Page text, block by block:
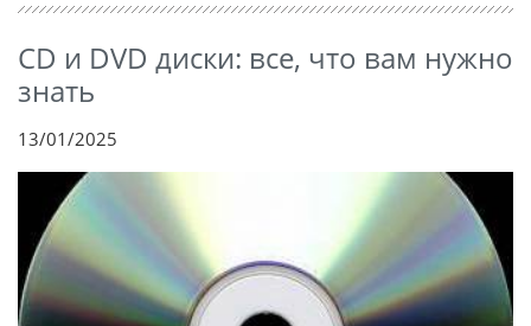
CD и DVD диски: все, что вам нужно
знать
13/01/2025